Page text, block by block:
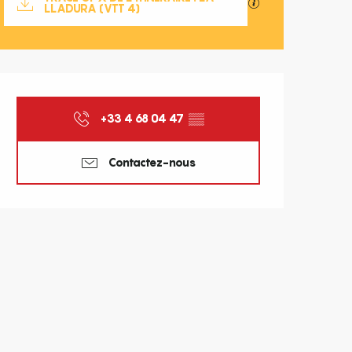
LLADURA (VTT 4)
et coordonnées
+33 4 68 04 47 ▒▒
Contactez-nous